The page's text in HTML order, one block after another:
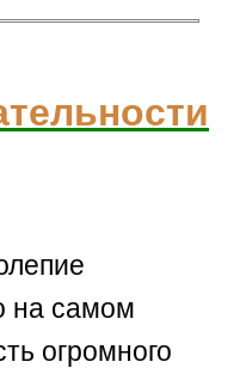
на самом
огромного